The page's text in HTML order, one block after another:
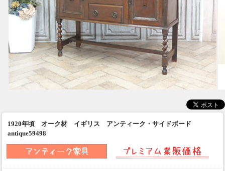
1920年頃 オーク材 イギリス アンティーク・サイドボード
antique59498